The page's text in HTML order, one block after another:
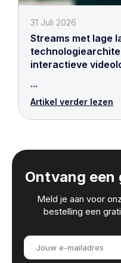
31 Juli 2026
Streams met lage
interactieve
...
Artikel verder lezen
Ontvang een
Meld je aan voor
bestelling een